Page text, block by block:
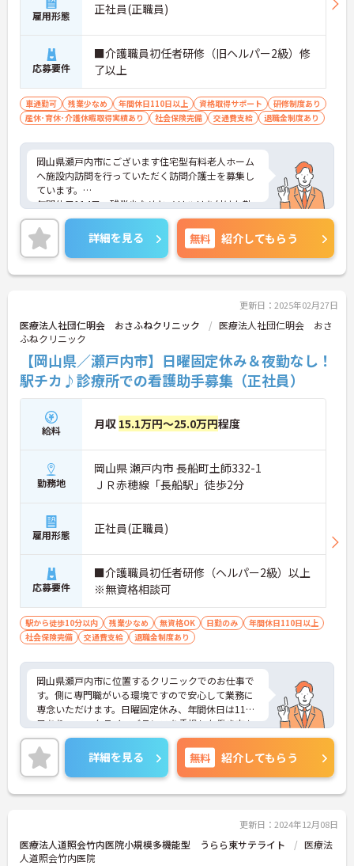
雇用形態 正社員(正職員)
応募要件
■介護職員初任者研修（旧ヘルパー2級）修
了以上
車通勤可 残業少なめ 年間休日110日以上 資格取得サポート
研修制度あり
産休･育休･介護休暇取得実績あり
社会保険完備 交通費支給 退職金制度あり
岡山県瀬戸内市にございます住宅型有料老人ホーム
へ施設内訪問を行っていただく訪問介護士を募集し
ています。
年間休日114日、残業少なめとメリハリを付けた勤
務ができる環境で、プライベートやご家庭の予定も
立てやすいですよ◎
ご興味ある方には、面接対策ポイントなど、さらに
詳細をお話しいたしますのでお気軽にご相談くださ
い。
詳細を見る 無料 紹介してもらう
更新日：2025年02月27日
医療法人社団仁明会 おさふねクリニック
医療法人社団仁明会 おさ
ふねクリニック
【岡山県／瀬戸内市】日曜固定休み＆夜勤なし！
駅チカ♪診療所での看護助手募集（正社員）
給料 月収 15.1万円～25.0万円程度
勤務地
岡山県 瀬戸内市 長船町土師332-1
ＪＲ赤穂線「長船駅」徒歩2分
雇用形態 正社員(正職員)
応募要件
■介護職員初任者研修（ヘルパー2級）以上
※無資格相談可
駅から徒歩10分以内 残業少なめ 無資格OK 日勤のみ
年間休日110日以上
社会保険完備
交通費支給 退職金制度あり
岡山県瀬戸内市に位置するクリニックでのお仕事で
す。側に専門職がいる環境ですので安心して業務に
専念いただけます。日曜固定休み、年間休日は110
日あり、ワークライフバランスを重視した働き方も
叶いやすいです。最寄り駅より徒歩2分の好立地の魅
力♪ご興味のある方には、面接対策ポイントなど、
さらに詳細をお話しいたしますのでお気軽にご相談
ください！
詳細を見る 無料 紹介してもらう
更新日：2024年12月08日
医療法人道照会竹内医院小規模多機能型 うらら東サテライト
医療法
人道照会竹内医院